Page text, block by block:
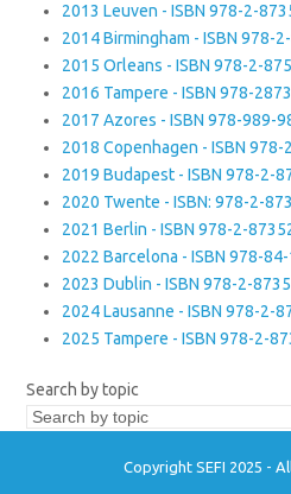
2013 Leuven - ISBN 978-2-
2014 Birmingham - ISBN 978-
2015 Orleans - ISBN 978-2-
2016 Tampere - ISBN 978-
2017 Azores - ISBN 978-989-
2018 Copenhagen - ISBN
2019 Budapest - ISBN 978-2-
2020 Twente - ISBN: 978-2-
2021 Berlin - ISBN 978-2-
2022 Barcelona - ISBN 978-
2023 Dublin - ISBN 978-2-
2024 Lausanne - ISBN 978-2-
2025 Tampere - ISBN 978-2-
Search by topic
Copyright SEFI 2025 -